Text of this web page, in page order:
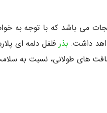
می باشد که با توجه به
داشت. بذر
های طولانی، نسبت به